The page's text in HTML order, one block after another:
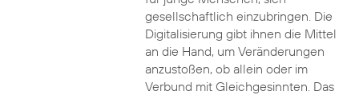
gesellschaftlich einzubringen. Die
Digitalisierung gibt ihnen die Mittel
an die Hand, um Veränderungen
anzustoßen, ob allein oder im
Verbund mit Gleichgesinnten. Das